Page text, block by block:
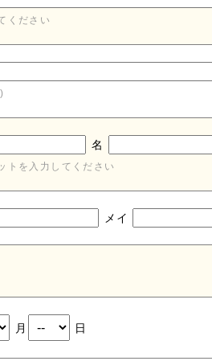
ください
名
トを入力してください
メイ
月 日